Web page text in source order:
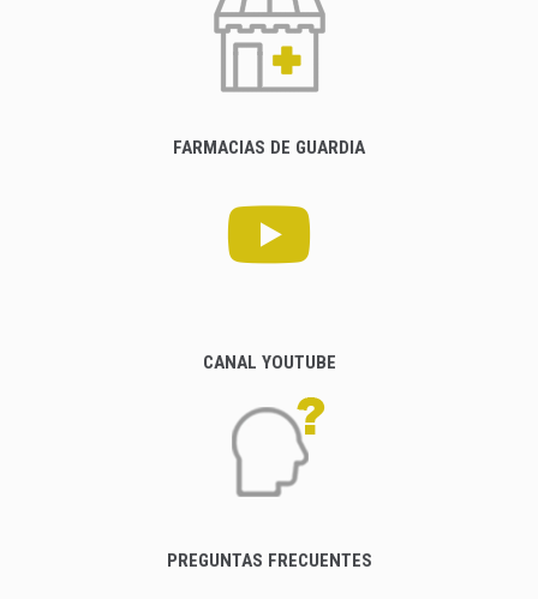
FARMACIAS DE GUARDIA
CANAL YOUTUBE
PREGUNTAS FRECUENTES